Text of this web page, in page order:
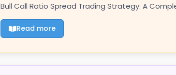
Bull Call Ratio Spread Trading Strategy: A
Read more